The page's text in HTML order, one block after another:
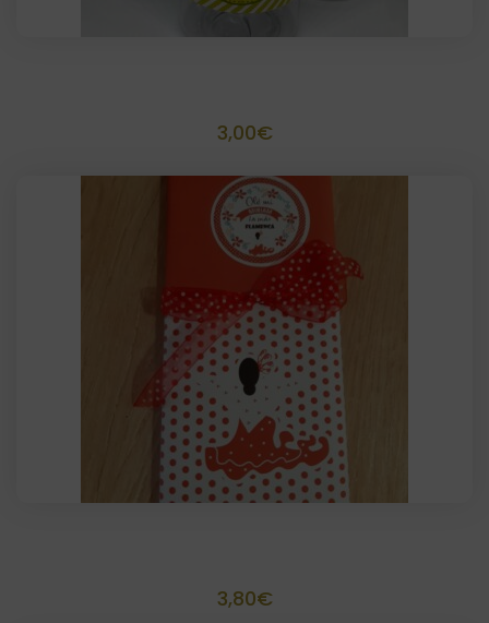
3,00€
3,80€